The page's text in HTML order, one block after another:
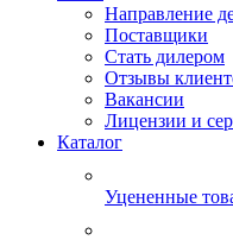
Направление
Поставщики
Стать дилером
Отзывы
Вакансии
Лицензии и
Каталог
Уцененные